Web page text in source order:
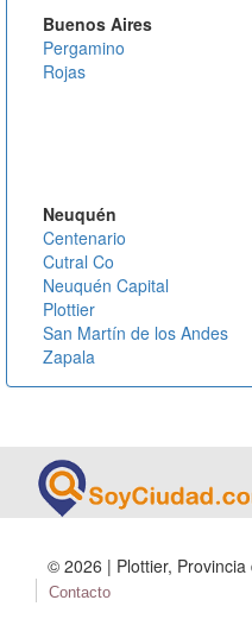
Buenos Aires
Pergamino
Rojas
Neuquén
Centenario
Cutral Co
Neuquén Capital
Plottier
San Martín de los Andes
Zapala
© 2026 | Plottier,
Contacto